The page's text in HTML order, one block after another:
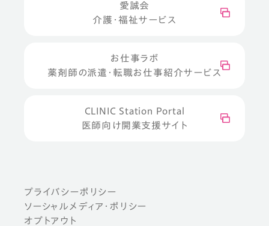
愛誠会
介護・福祉サービス
お仕事ラボ
薬剤師の派遣・転職お仕事紹介サービス
CLINIC Station Portal
医師向け開業支援サイト
プライバシーポリシー
ソーシャルメディア・ポリシー
オプトアウト